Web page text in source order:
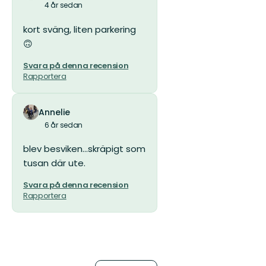
4 år sedan
kort sväng, liten parkering
🙃
Svara på denna recension
Rapportera
Annelie
6 år sedan
blev besviken...skräpigt som
tusan där ute.
Svara på denna recension
Rapportera